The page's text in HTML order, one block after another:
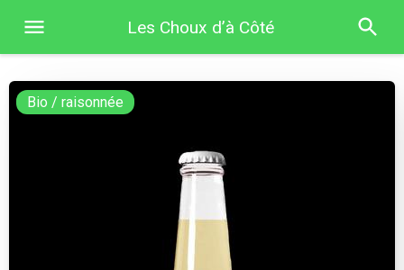
Les Choux d’à Côté
Bio / raisonnée